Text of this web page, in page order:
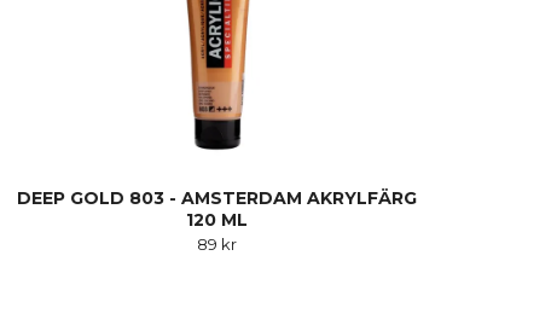
DEEP GOLD 803 - AMSTERDAM AKRYLFÄRG
120 ML
89 kr